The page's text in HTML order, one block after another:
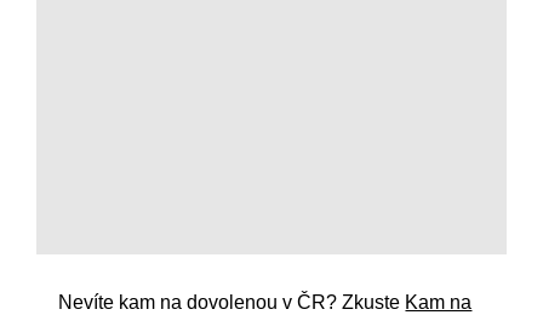
Nevíte kam na dovolenou v ČR? Zkuste Kam na